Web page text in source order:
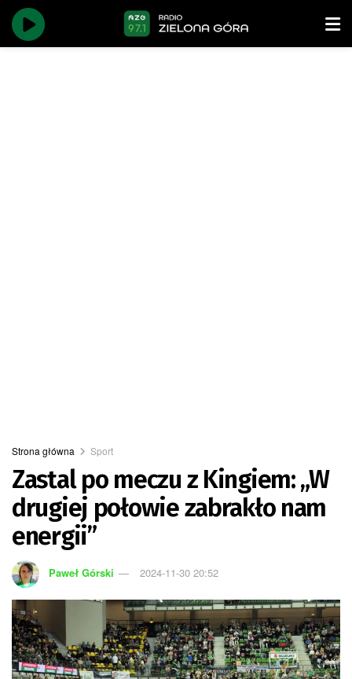
Strona główna Sport
Zastal po meczu z Kingiem: „W
drugiej połowie zabrakło nam
energii”
Paweł Górski 2024-11-30 20:52